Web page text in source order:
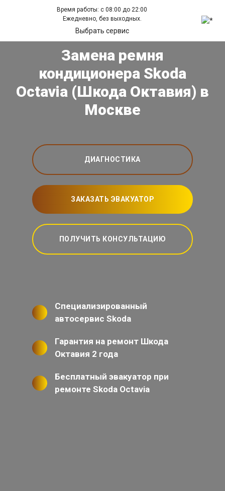
Время работы: с 08:00 до 22:00
Ежедневно, без выходных.
Выбрать сервис
Замена ремня
кондиционера Skoda
Octavia (Шкода Октавия) в
Москве
ДИАГНОСТИКА
ЗАКАЗАТЬ ЭВАКУАТОР
ПОЛУЧИТЬ КОНСУЛЬТАЦИЮ
Специализированный
автосервис Skoda
Гарантия на ремонт Шкода
Октавия 2 года
Бесплатный эвакуатор при
ремонте Skoda Octavia